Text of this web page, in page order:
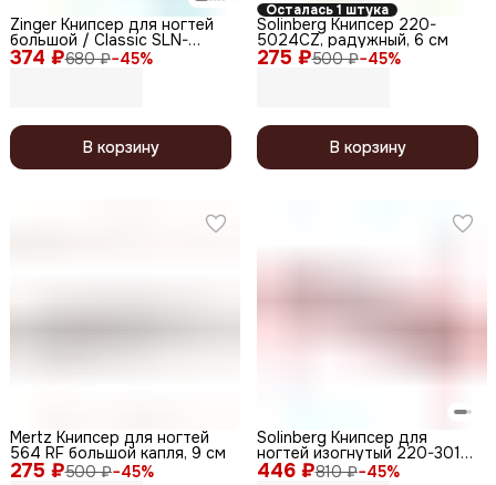
374 ₽680 ₽−45%
Zinger Книпсер для ногтей
большой / Classic SLN-
604,13 мм
В корзину
Осталась 1 штука
275 ₽500 ₽−45%
Solinberg Книпсер 220-
5024CZ, радужный, 6 см
В корзину
275 ₽500 ₽−45%
Mertz Книпсер для ногтей
564 RF большой капля, 9 см
446 ₽810 ₽−45%
Solinberg Книпсер для
ногтей изогнутый 220-3018,
заводская заточка, 9 см